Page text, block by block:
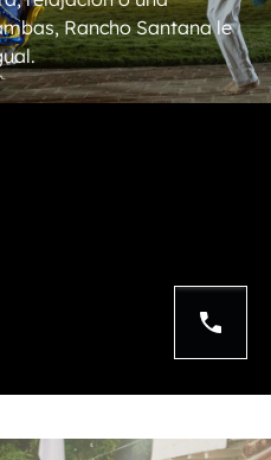
Rancho Santana le
(310) 299-7550